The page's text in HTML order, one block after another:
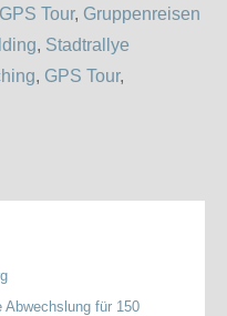
GPS Tour, Gruppenreisen
, Stadtrallye
, GPS Tour,
Abwechslung für 150